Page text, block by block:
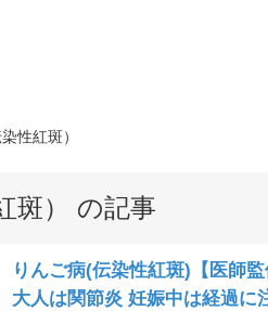
性紅斑）
斑） の記事
りんご病(伝染性紅斑)【医師
大人は関節炎 妊娠中は経過に